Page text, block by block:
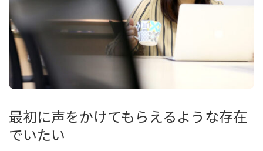
最初に声をかけてもらえるような存在
でいたい